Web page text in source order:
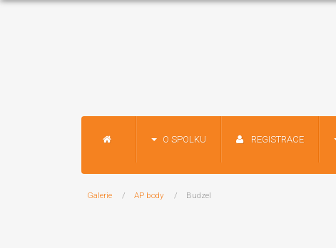
O SPOLKU REGISTRACE
Galerie AP body Budzel